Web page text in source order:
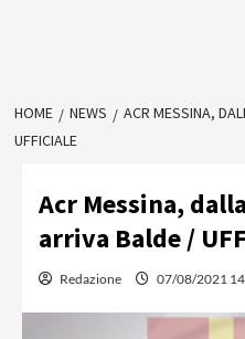
HOME NEWS
ACR MESSINA,
UFFICIALE
Acr Messina,
arriva Balde /
Redazione 07/08/2021